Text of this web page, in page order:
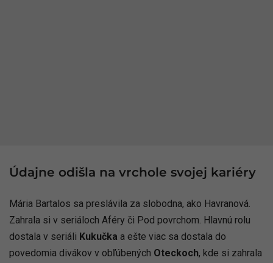
Údajne odišla na vrchole svojej kariéry
Mária Bartalos sa preslávila za slobodna, ako Havranová.
Zahrala si v seriáloch Aféry či Pod povrchom. Hlavnú rolu
dostala v seriáli Kukučka a ešte viac sa dostala do
povedomia divákov v obľúbených Oteckoch, kde si zahrala